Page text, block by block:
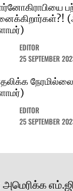
EDITOR
25 SEPTEMBER
EDITOR
25 SEPTEMBER